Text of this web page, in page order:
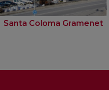
Santa Coloma Gramenet